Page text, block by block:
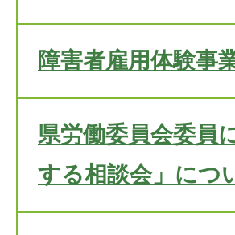
障害者雇用体験事
県労働委員会委員
する相談会」につ